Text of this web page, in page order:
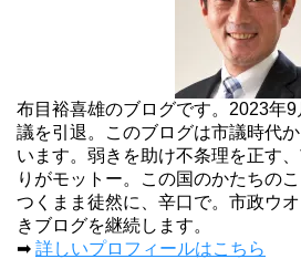
布目裕喜雄のブログです。2023年
議を引退。このブログは市議時代
います。弱きを助け不条理を正す
りがモットー。この国のかたちの
つくまま徒然に、辛口で。市政ウ
きブログを継続します。
➡ 詳しいプロフィールはこちら